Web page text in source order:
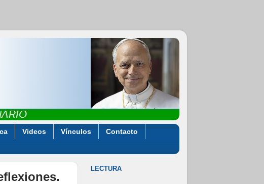
Videos Vínculos
Contacto
LECTURA